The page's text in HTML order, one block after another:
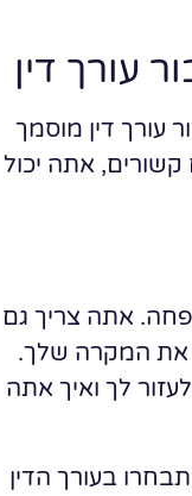
עורך דין
עורך דין מוסמך
קשורים, אתה יכול
אתה צריך גם
את המקרה שלך.
לך ואיך אתה
בעורך הדין